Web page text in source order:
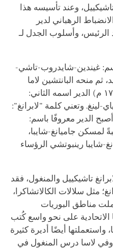
وعند تأسيسه هذا
الرهباني لدير
الرئيس، وأسلوب الجدل لـ
غيندين-شايدروب-تاشي-
ثم منحه البانتشين لاما
الثاني لوزانغ-ييشي (١٦٦٣ – ١٧٣٧ م) الدير اسمه الثاني:
لينغ. وتعني كلمة "لابرانغ":
الدير معروفًا باسم:
لمسكن جاميانغ-شايبا،
شايبا رينبوتشي الرؤساء
تاشيكييل والمنغول، فقد
مثل سلالات الكالاتشاكرا،
مناطق البوريات
الاتحادية على نحو واسع كُتب
واستعملتها أيضًا أديرة كثيرة
وفي لاسا درس المنغول في